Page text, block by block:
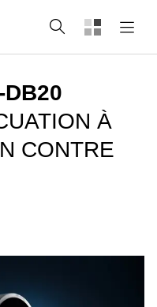
Recherche
DB20
À
CONTRE